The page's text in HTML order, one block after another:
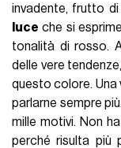
invadente, frutto
luce che si
tonalità di rosso.
delle vere
questo colore. Una
parlarne sempre
mille motivi. Non
perché risulta più